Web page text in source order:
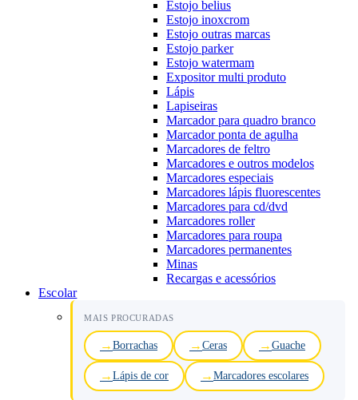
Estojo belius
Estojo inoxcrom
Estojo outras marcas
Estojo parker
Estojo watermam
Expositor multi produto
Lápis
Lapiseiras
Marcador para quadro branco
Marcador ponta de agulha
Marcadores de feltro
Marcadores e outros modelos
Marcadores especiais
Marcadores lápis fluorescentes
Marcadores para cd/dvd
Marcadores roller
Marcadores para roupa
Marcadores permanentes
Minas
Recargas e acessórios
Escolar
MAIS PROCURADAS
Borrachas Ceras Guache
Lápis de cor Marcadores escolares